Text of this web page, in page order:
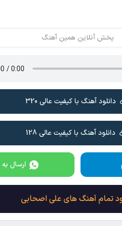
پخش آنلاین همین آهنگ
دانلود آهنگ با کیفیت عالی 320
دانلود آهنگ با کیفیت عالی 128
ارسال به
تمام آهنگ های علی اصحابی